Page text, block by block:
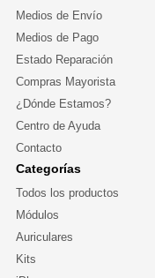
Medios de Envío
Medios de Pago
Estado Reparación
Compras Mayorista
¿Dónde Estamos?
Centro de Ayuda
Contacto
Categorías
Todos los productos
Módulos
Auriculares
Kits